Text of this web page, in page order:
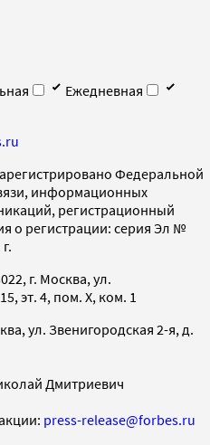
Ежедневная
Федеральной
информационных
регистрационный
о регистрации: серия Эл №
г. Москва, ул.
эт. 4, пом. X, ком. 1
ул. Звенигородская 2-я, д.
Дмитриевич
press-release@forbes.ru